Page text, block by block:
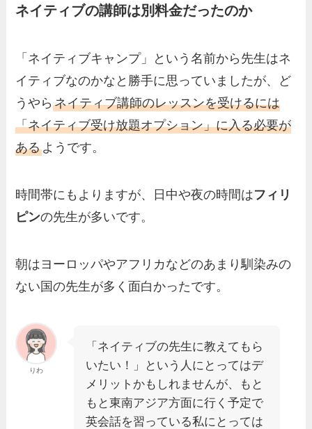
ネイティブの講師は別料金だったのか
「ネイティブキャンプ」という名前から先生はネ
イティブなのかなと勝手に思っていましたが、ど
うやらネイティブ講師のレッスンを受けるには
「ネイティブ受け放題オプション」に入る必要が
あるようです。
時間帯にもよりますが、日中や夜の時間はフィリ
ピンの先生が多いです。
朝はヨーロッパやアフリカなどのあまり馴染みの
ない国の先生が多く面白かったです。
りわ
「ネイティブの先生に教えてもら
いたい！」という人にとってはデ
メリットかもしれませんが、もと
もと東南アジア方面に行く予定で
英会話を習っている私にとっては